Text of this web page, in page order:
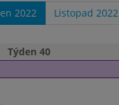
2022 Listopad 2022
Týden 40